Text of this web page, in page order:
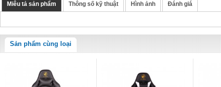
Miêu tả sản phẩm Thông số kỹ thuật Hình ảnh Đánh giá
Sản phẩm cùng loại